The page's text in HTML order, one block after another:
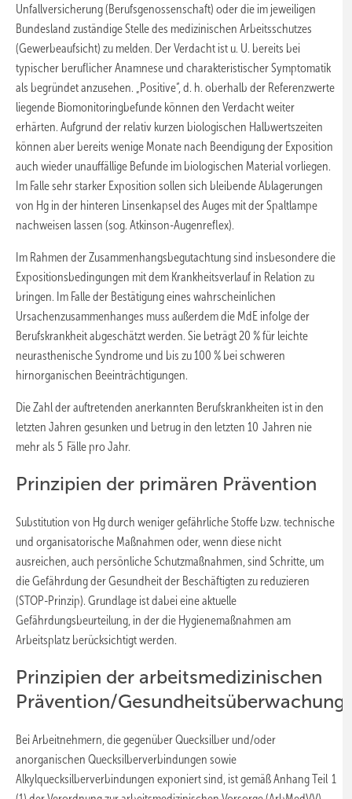
Unfallversicherung (Berufsgenossenschaft) oder die im jeweiligen
Bundesland zuständige Stelle des medizinischen Arbeitsschutzes
(Gewerbeaufsicht) zu melden. Der Verdacht ist u. U. bereits bei
typischer beruflicher Anamnese und charakteristischer Symptomatik
als begründet anzusehen. „Positive“, d. h. oberhalb der Referenzwerte
liegende Biomonitoringbefunde können den Verdacht weiter
erhärten. Aufgrund der relativ kurzen biologischen Halbwertszeiten
können aber bereits wenige Monate nach Beendigung der Exposition
auch wieder unauffällige Befunde im biologischen Material vorliegen.
Im Falle sehr starker Exposition sollen sich bleibende Ablagerungen
von Hg in der hinteren Linsenkapsel des Auges mit der Spaltlampe
nachweisen lassen (sog. Atkinson-Augenreflex).
Im Rahmen der Zusammenhangsbegutachtung sind insbesondere die
Expositionsbedingungen mit dem Krankheitsverlauf in Relation zu
bringen. Im Falle der Bestätigung eines wahrscheinlichen
Ursachenzusammenhanges muss außerdem die MdE infolge der
Berufskrankheit abgeschätzt werden. Sie beträgt 20 % für leichte
neurasthenische Syndrome und bis zu 100 % bei schweren
hirnorganischen Beeinträchtigungen.
Die Zahl der auftretenden anerkannten Berufskrankheiten ist in den
letzten Jahren gesunken und betrug in den letzten 10 Jahren nie
mehr als 5 Fälle pro Jahr.
Prinzipien der primären Prävention
Substitution von Hg durch weniger gefährliche Stoffe bzw. technische
und organisatorische Maßnahmen oder, wenn diese nicht
ausreichen, auch persönliche Schutzmaßnahmen, sind Schritte, um
die Gefährdung der Gesundheit der Beschäftigten zu reduzieren
(STOP-Prinzip). Grundlage ist dabei eine aktuelle
Gefährdungsbeurteilung, in der die Hygienemaßnahmen am
Arbeitsplatz berücksichtigt werden.
Prinzipien der arbeitsmedizinischen
Prävention/Gesundheitsüberwachung
Bei Arbeitnehmern, die gegenüber Quecksilber und/oder
anorganischen Quecksilberverbindungen sowie
Alkylquecksilberverbindungen exponiert sind, ist gemäß Anhang Teil 1